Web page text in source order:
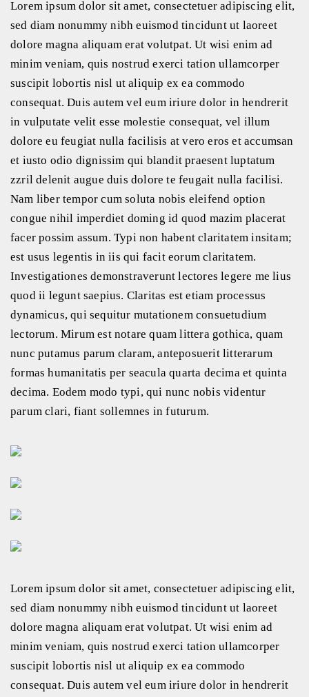
Lorem ipsum dolor sit amet, consectetuer adipiscing elit,
sed diam nonummy nibh euismod tincidunt ut laoreet
dolore magna aliquam erat volutpat. Ut wisi enim ad
minim veniam, quis nostrud exerci tation ullamcorper
suscipit lobortis nisl ut aliquip ex ea commodo
consequat. Duis autem vel eum iriure dolor in hendrerit
in vulputate velit esse molestie consequat, vel illum
dolore eu feugiat nulla facilisis at vero eros et accumsan
et iusto odio dignissim qui blandit praesent luptatum
zzril delenit augue duis dolore te feugait nulla facilisi.
Nam liber tempor cum soluta nobis eleifend option
congue nihil imperdiet doming id quod mazim placerat
facer possim assum. Typi non habent claritatem insitam;
est usus legentis in iis qui facit eorum claritatem.
Investigationes demonstraverunt lectores legere me lius
quod ii legunt saepius. Claritas est etiam processus
dynamicus, qui sequitur mutationem consuetudium
lectorum. Mirum est notare quam littera gothica, quam
nunc putamus parum claram, anteposuerit litterarum
formas humanitatis per seacula quarta decima et quinta
decima. Eodem modo typi, qui nunc nobis videntur
parum clari, fiant sollemnes in futurum.
Lorem ipsum dolor sit amet, consectetuer adipiscing elit,
sed diam nonummy nibh euismod tincidunt ut laoreet
dolore magna aliquam erat volutpat. Ut wisi enim ad
minim veniam, quis nostrud exerci tation ullamcorper
suscipit lobortis nisl ut aliquip ex ea commodo
consequat. Duis autem vel eum iriure dolor in hendrerit